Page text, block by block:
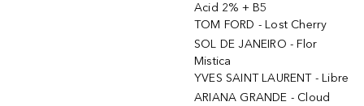
Acid 2% + B5
TOM FORD - Lost Cherry
SOL DE JANEIRO - Flor
Mistica
YVES SAINT LAURENT - Libre
ARIANA GRANDE - Cloud